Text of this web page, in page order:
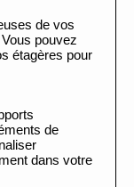
de vos
pouvez
étagères pour
de
dans votre